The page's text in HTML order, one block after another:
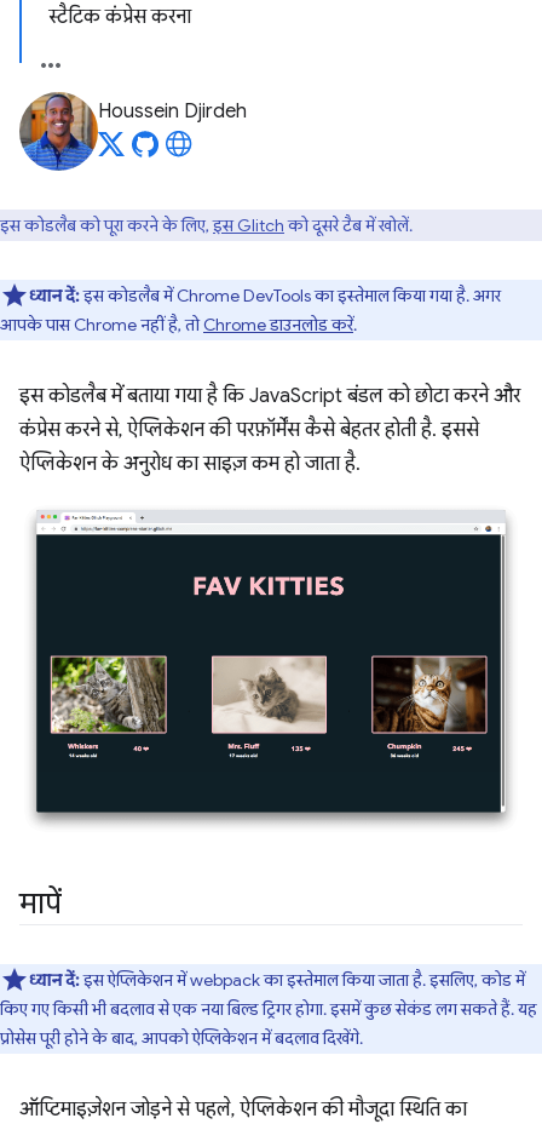
स्टैटिक कंप्रेस करना
Houssein Djirdeh
इस कोडलैब को पूरा करने के लिए,इस Glitchको दूसरे टैब में खोलें.
ध्यान दें:इस कोडलैब में Chrome DevTools का इस्तेमाल किया गया है. अगर
आपके पास Chrome नहीं है, तोChrome डाउनलोड करें.
इस कोडलैब में बताया गया है कि JavaScript बंडल को छोटा करने और
कंप्रेस करने से, ऐप्लिकेशन की परफ़ॉर्मेंस कैसे बेहतर होती है. इससे
ऐप्लिकेशन के अनुरोध का साइज़ कम हो जाता है.
मापें
ध्यान दें:इस ऐप्लिकेशन में webpack का इस्तेमाल किया जाता है. इसलिए, कोड में
किए गए किसी भी बदलाव से एक नया बिल्ड ट्रिगर होगा. इसमें कुछ सेकंड लग सकते हैं. यह
प्रोसेस पूरी होने के बाद, आपको ऐप्लिकेशन में बदलाव दिखेंगे.
ऑप्टिमाइज़ेशन जोड़ने से पहले, ऐप्लिकेशन की मौजूदा स्थिति का